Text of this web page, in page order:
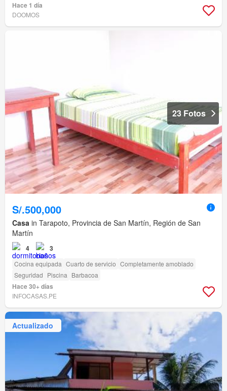
Hace 1 día
DOOMOS
23 Fotos
S/.500,000
Casa in Tarapoto, Provincia de San Martín, Región de San
Martín
4 3
Cocina equipada Cuarto de servicio Completamente amoblado
Seguridad Piscina Barbacoa
Hace 30+ días
INFOCASAS.PE
Actualizado